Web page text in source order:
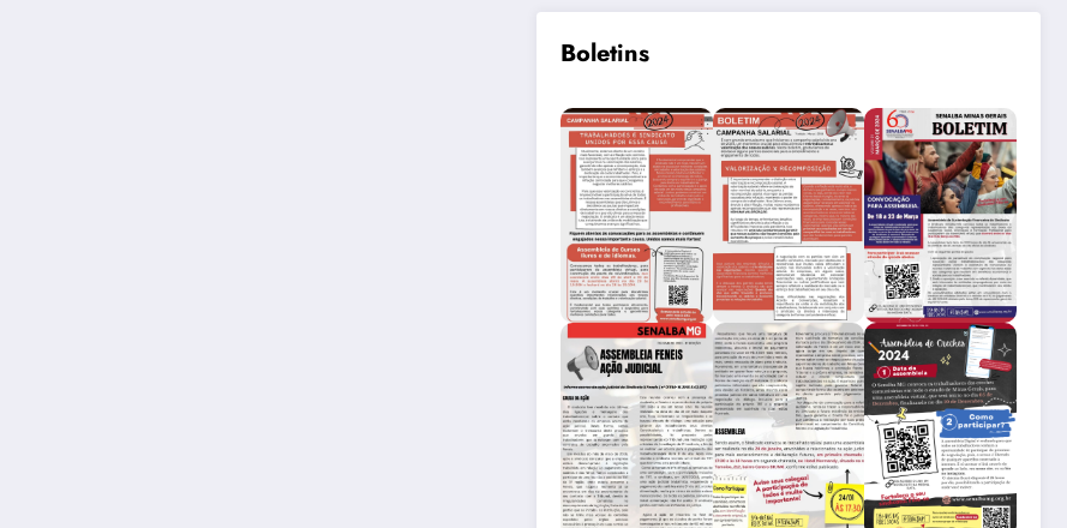
Boletins